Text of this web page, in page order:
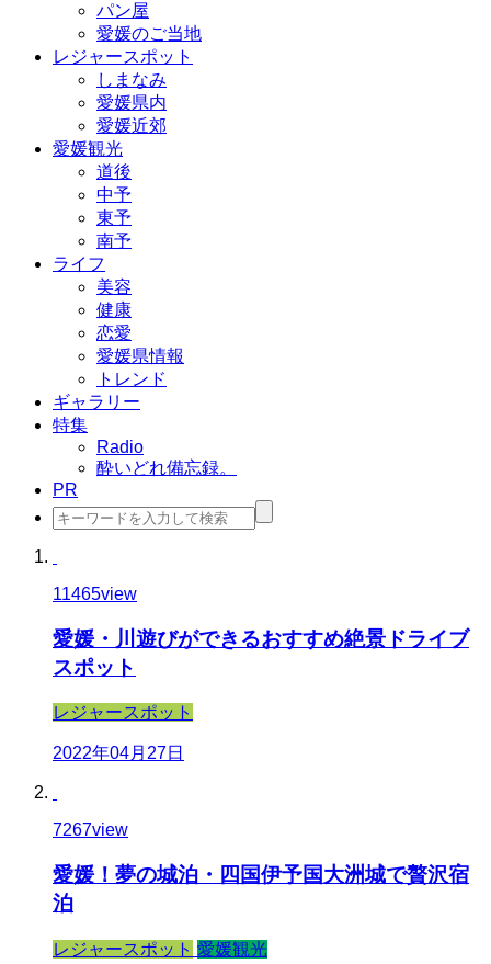
パン屋
愛媛のご当地
レジャースポット
しまなみ
愛媛県内
愛媛近郊
愛媛観光
道後
中予
東予
南予
ライフ
美容
健康
恋愛
愛媛県情報
トレンド
ギャラリー
特集
Radio
酔いどれ備忘録。
PR
検
索:
11465view
愛媛・川遊びができるおすすめ絶景ドライブ
スポット
レジャースポット
2022年04月27日
7267view
愛媛！夢の城泊・四国伊予国大洲城で贅沢宿
泊
レジャースポット 愛媛観光